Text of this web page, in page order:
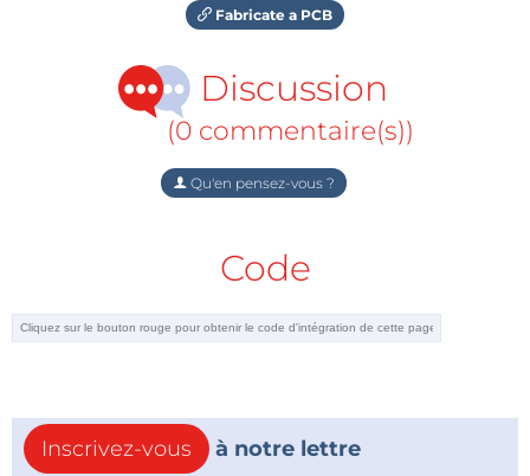
Fabricate a PCB
Discussion
(0 commentaire(s))
Qu'en pensez-vous ?
Code
Inscrivez-vous
à notre lettre